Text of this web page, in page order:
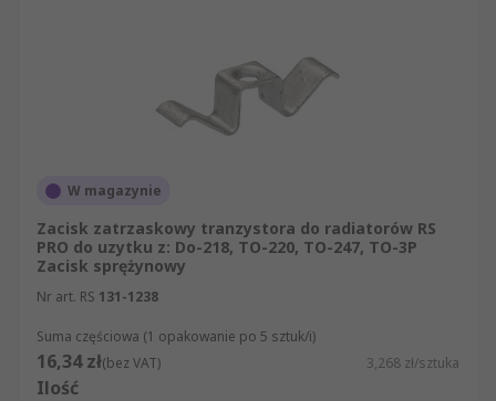
W magazynie
Zacisk zatrzaskowy tranzystora do radiatorów RS
PRO do uzytku z: Do-218, TO-220, TO-247, TO-3P
Zacisk sprężynowy
Nr art. RS 131-1238
Suma częściowa (1 opakowanie po 5 sztuk/i)
16,34 zł(bez VAT) 3,268 zł/sztuka
Ilość